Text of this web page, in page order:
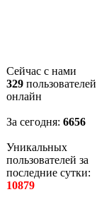
Сейчас с нами
329 пользователей
онлайн
За сегодня: 6657
Уникальных
пользователей за
последние сутки:
10879